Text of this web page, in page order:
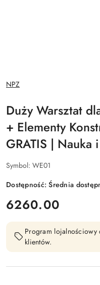
NAZWA
PRODUCENTA:
NPZ
Duży Warsztat
+ Elementy
GRATIS | Nauka
Symbol: WE01
Dostępność:Średnia
cena:
6260.00
Program lojalnościowy
klientów.